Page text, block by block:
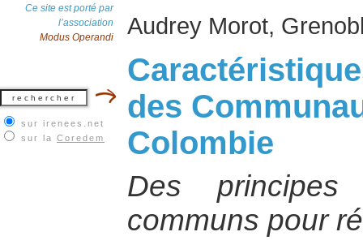
Ce site est porté par
l’association
Modus Operandi
sur irenees.net
sur la Coredem
Audrey Morot,
des
Colombie
Des
communs pour